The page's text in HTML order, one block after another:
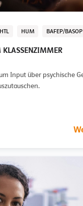
HTL HUM BAFEP/BASOP
KLASSENZIMMER
Input über psychische